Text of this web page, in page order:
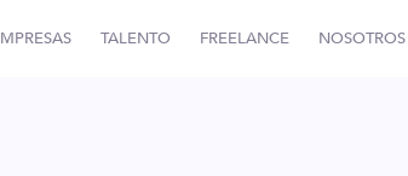
TALENTO FREELANCE NOSOTROS